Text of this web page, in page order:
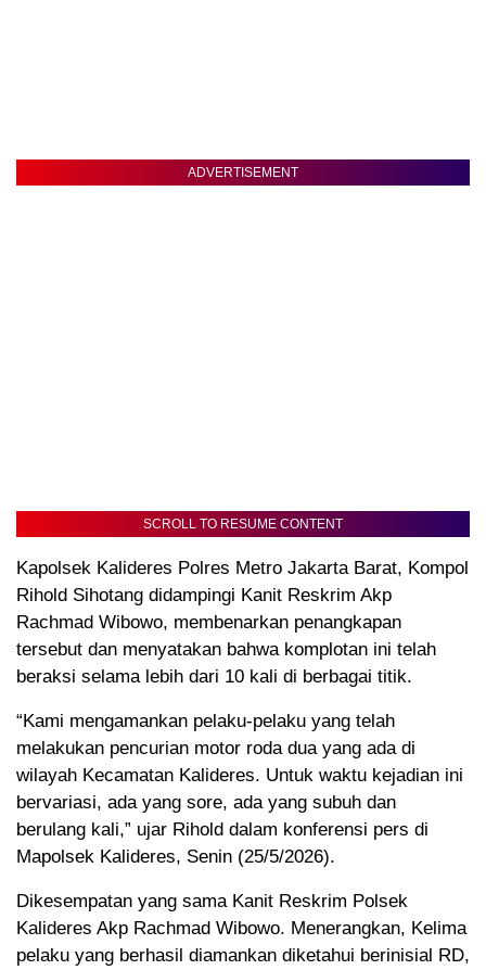
ADVERTISEMENT
SCROLL TO RESUME CONTENT
Kapolsek Kalideres Polres Metro Jakarta Barat, Kompol
Rihold Sihotang didampingi Kanit Reskrim Akp
Rachmad Wibowo, membenarkan penangkapan
tersebut dan menyatakan bahwa komplotan ini telah
beraksi selama lebih dari 10 kali di berbagai titik.
“Kami mengamankan pelaku-pelaku yang telah
melakukan pencurian motor roda dua yang ada di
wilayah Kecamatan Kalideres. Untuk waktu kejadian ini
bervariasi, ada yang sore, ada yang subuh dan
berulang kali,” ujar Rihold dalam konferensi pers di
Mapolsek Kalideres, Senin (25/5/2026).
Dikesempatan yang sama Kanit Reskrim Polsek
Kalideres Akp Rachmad Wibowo. Menerangkan, Kelima
pelaku yang berhasil diamankan diketahui berinisial RD,